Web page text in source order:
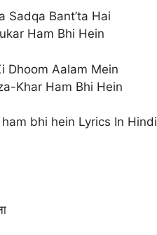
Sadqa Bant’ta Hai
Ham Bhi Hein
Dhoom Aalam Mein
Khar Ham Bhi Hein
bhi hein Lyrics In Hindi